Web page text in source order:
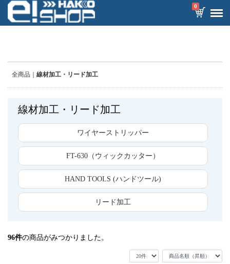
0
全商品 線材加工・リード加工
線材加工・リード加工
ワイヤーストリッパー
FT-630（ウィックカッター）
HAND TOOLS (ハンドツール)
リード加工
96件の商品がみつかりました。